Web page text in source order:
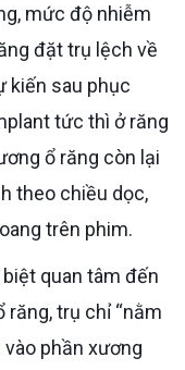
mức độ nhiễm
đặt trụ lệch về
kiến sau phục
tức thì ở răng
ổ răng còn lại
theo chiều dọc,
trên phim.
răng, trụ chỉ “nằm
phần xương